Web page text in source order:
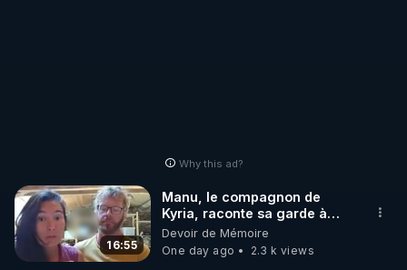
▶ 10 % de réduction sur les extracteurs de la
marque SANA :
Rendez-vous sur http://rgnr.li/lechoubrave
code : REGENERE10
Why this ad?
16:55
Manu, le compagnon de
Kyria, raconte sa garde à
vue musclée. PARTAGEZ!
Devoir de Mémoire
One day ago
2.3 k views